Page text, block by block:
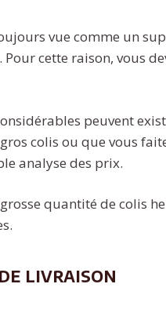
vue comme un
cette raison, vous
peuvent
colis ou que vous
analyse des prix.
grosse quantité de colis
livraison